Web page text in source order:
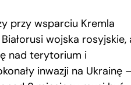
przy wsparciu Kremla
wojska rosyjskie,
nad terytorium i
inwazji na Ukrainę